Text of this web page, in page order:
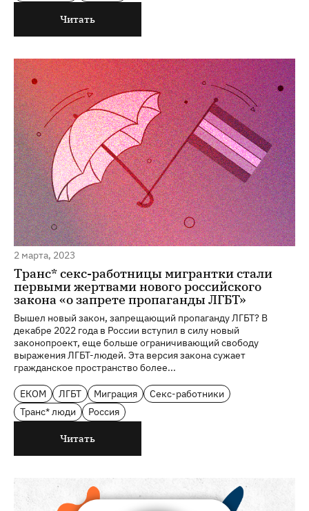
Читать
2 марта, 2023
Транс* секс-работницы мигрантки стали
первыми жертвами нового российского
закона «о запрете пропаганды ЛГБТ»
Вышел новый закон, запрещающий пропаганду ЛГБТ? В
декабре 2022 года в России вступил в силу новый
законопроект, еще больше ограничивающий свободу
выражения ЛГБТ-людей. Эта версия закона сужает
гражданское пространство более...
ЕКОМ ЛГБТ Миграция
Секс-работники
Транс* люди
Россия
Читать